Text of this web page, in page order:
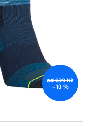
od 699 Kč
–10 %